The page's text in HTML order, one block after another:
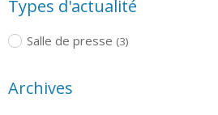
Types d'actualité
Salle de presse (3)
Archives